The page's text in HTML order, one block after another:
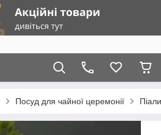
Посуд для чайної церемонії